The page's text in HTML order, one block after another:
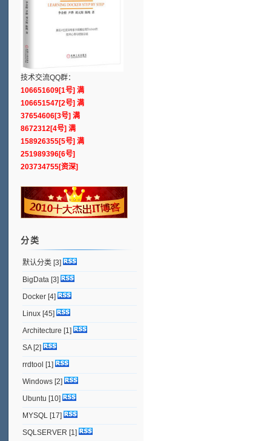
技术交流QQ群：
106651609[1号] 满
106651547[2号] 满
37654606[3号] 满
8672312[4号] 满
158926355[5号] 满
251989396[6号]
203734755[资深]
分类
默认分类 [3]
BigData [3]
Docker [4]
Linux [45]
Architecture [1]
SA[2]
rrdtool [1]
Windows [2]
Ubuntu [10]
MYSQL [17]
SQLSERVER [1]